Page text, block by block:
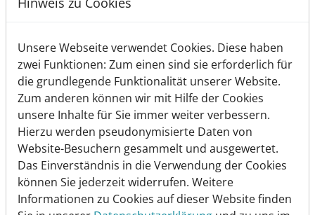
E-Mail*
Nachricht*
Unsere Webseite verwendet Cookies. Diese haben
zwei Funktionen: Zum einen sind sie erforderlich für
die grundlegende Funktionalität unserer Website.
Zum anderen können wir mit Hilfe der Cookies
unsere Inhalte für Sie immer weiter verbessern.
Hierzu werden pseudonymisierte Daten von
Website-Besuchern gesammelt und ausgewertet.
Das Einverständnis in die Verwendung der Cookies
können Sie jederzeit widerrufen. Weitere
Informationen zu Cookies auf dieser Website finden